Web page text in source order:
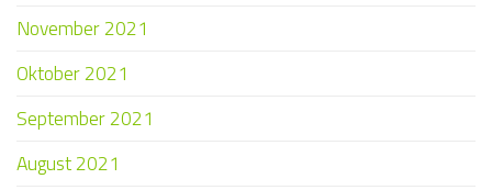
November 2021
Oktober 2021
September 2021
August 2021